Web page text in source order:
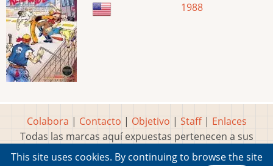
1988
Colabora | Contacto | Objetivo | Staff| Enlaces
Todas las marcas aquí expuestas pertenecen a sus
respectivos y legítimos dueños
This site uses cookies. By continuing to browse the site